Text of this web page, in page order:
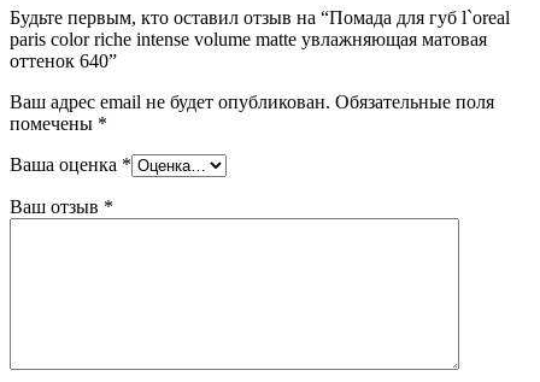
Будьте первым, кто оставил отзыв на “Помада для губ l`oreal
paris color riche intense volume matte увлажняющая матовая
оттенок 640”
Ваш адрес email не будет опубликован. Обязательные поля
помечены *
Ваша оценка *
Ваш отзыв *